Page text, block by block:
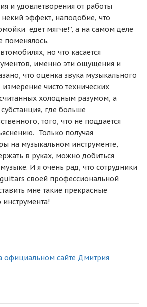
и удовлетворения от работы
некий эффект, наподобие, что
едет мягче!”, а на самом деле
поменялось.
но что касается
именно эти ощущения и
что оценка звука музыкального
чисто технических
холодным разумом, а
где больше
того, что не поддается
Только получая
на музыкальном инструменте,
в руках, можно добиться
И я очень рад, что сотрудники
своей профессиональной
мне такие прекрасные
официальном сайте Дмитрия